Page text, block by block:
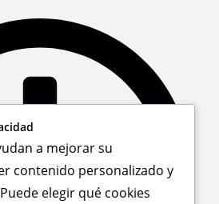
a mejorar su
contenido personalizado y
elegir qué cookies